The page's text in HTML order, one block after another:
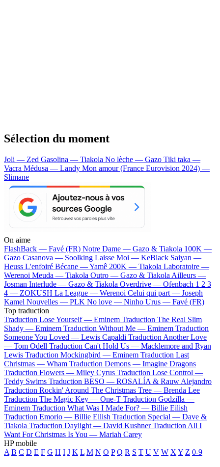
Sélection du moment
Joli — Zed Gasolina — Tiakola No lèche — Gazo Tiki taka —
Vacra Médusa — Landy Mon amour (France Eurovision 2024) —
Slimane
On aime
FlashBack — Favé (FR) Notre Dame — Gazo & Tiakola 100K —
Gazo Casanova — Soolking Laisse Moi — KeBlack Saiyan —
Heuss L'enfoiré Bécane —Yamê 200K — Tiakola Laboratoire —
Werenoi Meuda — Tiakola Outro — Gazo & Tiakola Ailleurs —
Josman Interlude — Gazo & Tiakola Overdrive — Ofenbach 1 2 3
4 — ZOKUSH La League — Werenoi Celui qui part — Joseph
Kamel Nouvelles — PLK No love — Ninho Urus — Favé (FR)
Top traduction
Traduction Lose Yourself — Eminem Traduction The Real Slim
Shady — Eminem Traduction Without Me — Eminem Traduction
Someone You Loved — Lewis Capaldi Traduction Another Love
— Tom Odell Traduction Can't Hold Us — Macklemore and Ryan
Lewis Traduction Mockingbird — Eminem Traduction Last
Christmas — Wham Traduction Demons — Imagine Dragons
Traduction Flowers — Miley Cyrus Traduction Lose Control —
Teddy Swims Traduction BESO — ROSALÍA & Rauw Alejandro
Traduction Rockin' Around The Christmas Tree — Brenda Lee
Traduction The Magic Key — One-T Traduction Godzilla —
Eminem Traduction What Was I Made For? — Billie Eilish
Traduction Emorio — Billie Eilish Traduction Special — Dave &
Tiakola Traduction Daylight — David Kushner Traduction All I
Want For Christmas Is You — Mariah Carey
HP mobile
A B C D E F G H I J K L M N O P Q R S T U V W X Y Z 0-9